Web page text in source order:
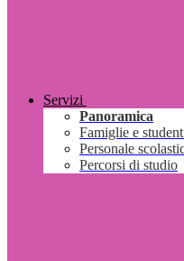
Servizi
Panoramica
Famiglie e
Personale
Percorsi di studio